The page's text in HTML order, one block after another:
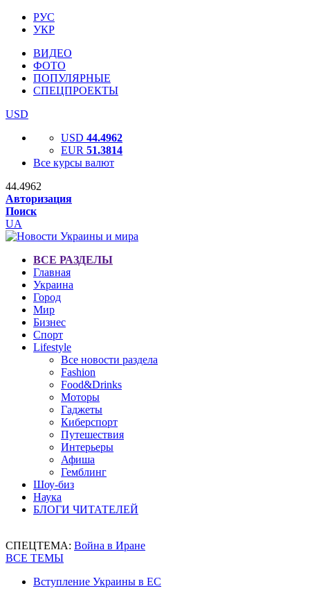
РУС
УКР
ВИДЕО
ФОТО
ПОПУЛЯРНЫЕ
СПЕЦПРОЕКТЫ
USD
USD 44.4962
EUR 51.3814
Все курсы валют
44.4962
Авторизация
Поиск
UA
ВСЕ РАЗДЕЛЫ
Главная
Украина
Город
Мир
Бизнес
Спорт
Lifestyle
Все новости раздела
Fashion
Food&Drinks
Моторы
Гаджеты
Киберспорт
Путешествия
Интерьеры
Афиша
Гемблинг
Шоу-биз
Наука
БЛОГИ ЧИТАТЕЛЕЙ
СПЕЦТЕМА: Война в Иране
ВСЕ ТЕМЫ
Вступление Украины в ЕС